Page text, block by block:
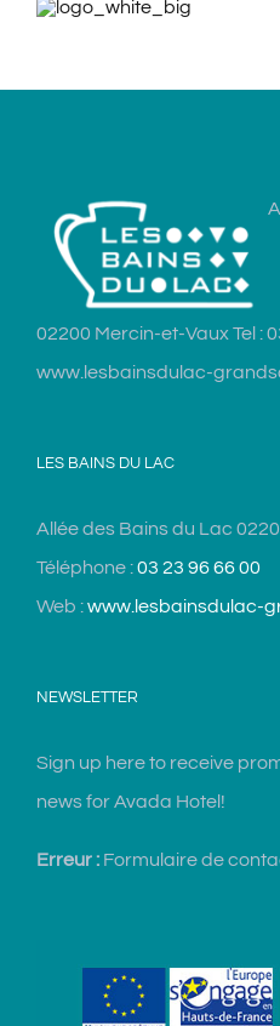
02200 Mercin-et-Vaux Tel :
www.lesbainsdulac-
LES BAINS DU LAC
Allée des Bains du Lac
Téléphone :03 23 96 66 00
Web :www.lesbainsdulac-
NEWSLETTER
Sign up here to receive
news for Avada Hotel!
Erreur : Formulaire de